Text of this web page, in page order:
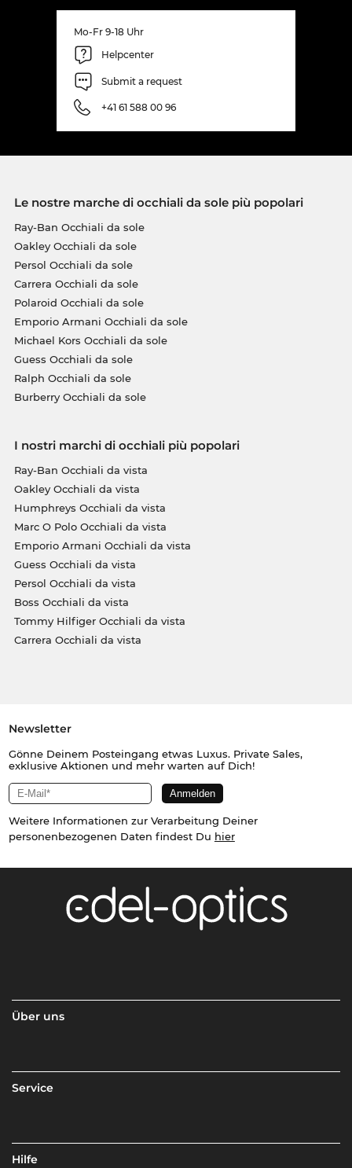
Mo-Fr 9-18 Uhr
Helpcenter
Submit a request
+41 61 588 00 96
Le nostre marche di occhiali da sole più popolari
Ray-Ban Occhiali da sole
Oakley Occhiali da sole
Persol Occhiali da sole
Carrera Occhiali da sole
Polaroid Occhiali da sole
Emporio Armani Occhiali da sole
Michael Kors Occhiali da sole
Guess Occhiali da sole
Ralph Occhiali da sole
Burberry Occhiali da sole
I nostri marchi di occhiali più popolari
Ray-Ban Occhiali da vista
Oakley Occhiali da vista
Humphreys Occhiali da vista
Marc O Polo Occhiali da vista
Emporio Armani Occhiali da vista
Guess Occhiali da vista
Persol Occhiali da vista
Boss Occhiali da vista
Tommy Hilfiger Occhiali da vista
Carrera Occhiali da vista
Newsletter
Gönne Deinem Posteingang etwas Luxus. Private Sales,
exklusive Aktionen und mehr warten auf Dich!
Weitere Informationen zur Verarbeitung Deiner
personenbezogenen Daten findest Du hier
Über uns
Service
Hilfe